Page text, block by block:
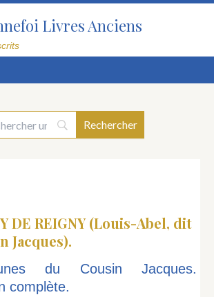
Livres Anciens
DE REIGNY (Louis-Abel, dit
Jacques).
du Cousin Jacques.
complète.